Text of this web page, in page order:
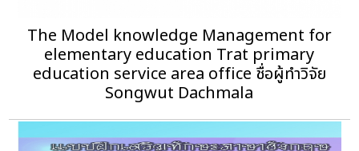
The Model knowledge Management for
elementary education Trat primary
education service area office ชื่อผู้ทำวิจัย
Songwut Dachmala